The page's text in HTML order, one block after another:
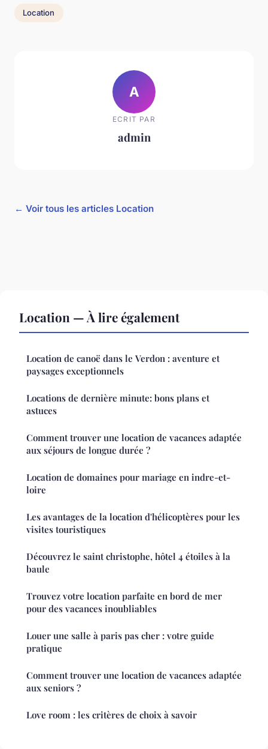
Location
A
ECRIT PAR
admin
← Voir tous les articles Location
Location — À lire également
Location de canoë dans le Verdon : aventure et
paysages exceptionnels
Locations de dernière minute: bons plans et
astuces
Comment trouver une location de vacances adaptée
aux séjours de longue durée ?
Location de domaines pour mariage en indre-et-
loire
Les avantages de la location d'hélicoptères pour les
visites touristiques
Découvrez le saint christophe, hôtel 4 étoiles à la
baule
Trouvez votre location parfaite en bord de mer
pour des vacances inoubliables
Louer une salle à paris pas cher : votre guide
pratique
Comment trouver une location de vacances adaptée
aux seniors ?
Love room : les critères de choix à savoir